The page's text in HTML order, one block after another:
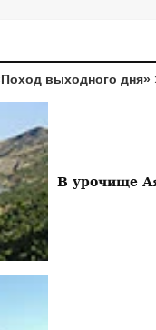
выходного дня»
В урочище